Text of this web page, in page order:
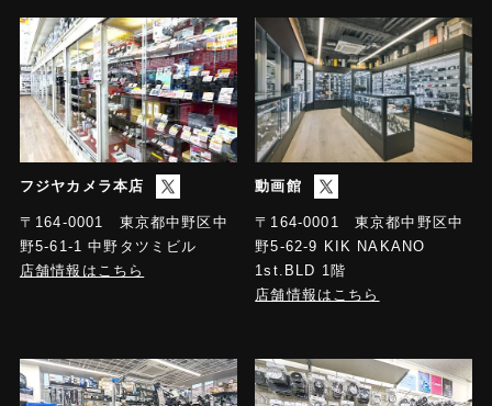
フジヤカメラ本店
〒164-0001 東京都中野区中
野5-61-1 中野タツミビル
店舗情報はこちら
動画館
〒164-0001 東京都中野区中
野5-62-9 KIK NAKANO
1st.BLD 1階
店舗情報はこちら